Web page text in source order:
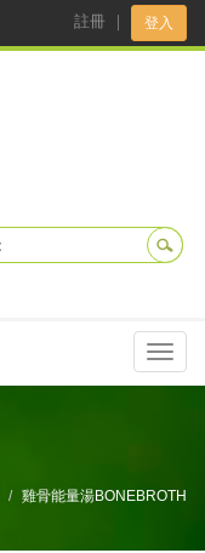
註冊 登入
雞骨能量湯BONEBROTH